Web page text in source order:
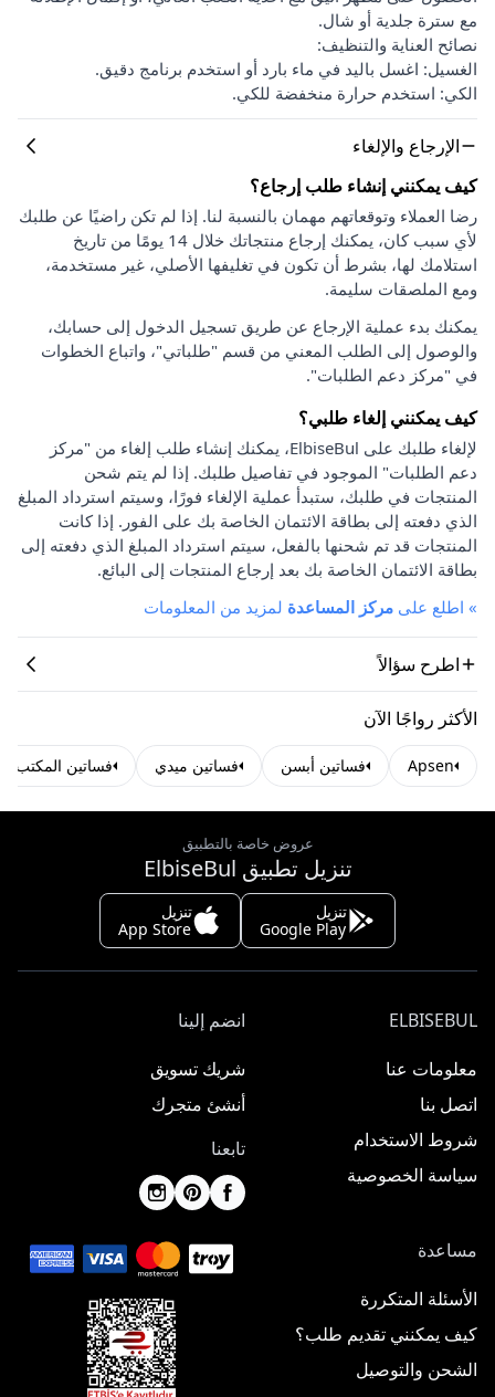
مع سترة جلدية أو شال.
نصائح العناية والتنظيف:
الغسيل: اغسل باليد في ماء بارد أو استخدم برنامج دقيق.
الكي: استخدم حرارة منخفضة للكي.
الإرجاع والإلغاء
كيف يمكنني إنشاء طلب إرجاع؟
رضا العملاء وتوقعاتهم مهمان بالنسبة لنا. إذا لم تكن راضيًا عن طلبك
لأي سبب كان، يمكنك إرجاع منتجاتك خلال 14 يومًا من تاريخ
استلامك لها، بشرط أن تكون في تغليفها الأصلي، غير مستخدمة،
ومع الملصقات سليمة.
يمكنك بدء عملية الإرجاع عن طريق تسجيل الدخول إلى حسابك،
والوصول إلى الطلب المعني من قسم "طلباتي"، واتباع الخطوات
في "مركز دعم الطلبات".
كيف يمكنني إلغاء طلبي؟
لإلغاء طلبك على ElbiseBul، يمكنك إنشاء طلب إلغاء من "مركز
دعم الطلبات" الموجود في تفاصيل طلبك. إذا لم يتم شحن
المنتجات في طلبك، ستبدأ عملية الإلغاء فورًا، وسيتم استرداد المبلغ
الذي دفعته إلى بطاقة الائتمان الخاصة بك على الفور. إذا كانت
المنتجات قد تم شحنها بالفعل، سيتم استرداد المبلغ الذي دفعته إلى
بطاقة الائتمان الخاصة بك بعد إرجاع المنتجات إلى البائع.
» اطلع على مركز المساعدة لمزيد من المعلومات
اطرح سؤالاً
الأكثر رواجًا الآن
Apsen فساتين أبسن فساتين ميدي فساتين المكتب
عروض خاصة بالتطبيق
تنزيل تطبيق ElbiseBul
تنزيل
Google Play
تنزيل
App Store
ELBISEBUL
معلومات عنا
اتصل بنا
شروط الاستخدام
سياسة الخصوصية
انضم إلينا
شريك تسويق
أنشئ متجرك
تابعنا
مساعدة
الأسئلة المتكررة
كيف يمكنني تقديم طلب؟
الشحن والتوصيل